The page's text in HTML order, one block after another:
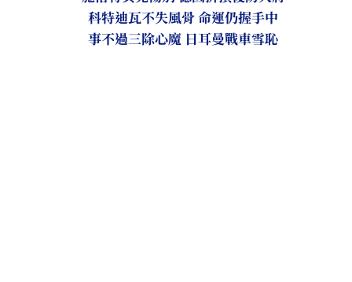
科特迪瓦不失風骨 命運仍握手中
事不過三除心魔 日耳曼戰車雪恥